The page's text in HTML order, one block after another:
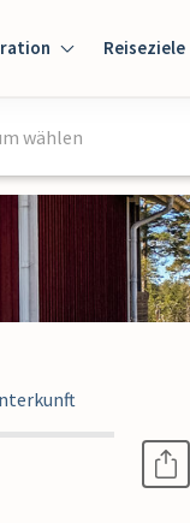
Reiseziele
wählen